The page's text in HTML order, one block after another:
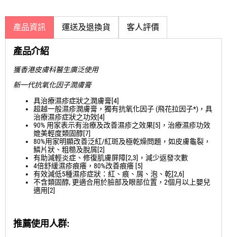
產品資訊 運送及退換貨 客人評價
產品介紹
獲香港皮膚科醫生廣泛使用
新一代抗氧化因子潤膚膏
具治療濕疹症狀之潤膚膏[4]
超越一般濕疹潤膚膏，獨有抗氧化因子 (飛花拉因子*)，具
治療濕疹症狀之功效[4]
90% 用家表示有治療及改善濕疹之效果[5]，治療濕疹功效
媲美輕度類固醇[7]
80%用家明顯改善泛紅/紅斑及極乾燥問題，如皮膚龜裂，
鱗片狀、粗糙及脫屑[2]
有助減輕炎症、修復肌膚屏障[2,3]，減少返發次數
4倍舒緩濕疹痕癢，80%改善痕癢 [5]
有效減低5種濕疹症狀：紅、痕、屑、泡、乾[2,6]
不含類固醇, 更適合用於臉部及眼部位置，2個月以上嬰兒
適用[2]
推薦使用人群: